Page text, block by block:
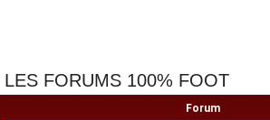
LES FORUMS 100% FOOT
Forum